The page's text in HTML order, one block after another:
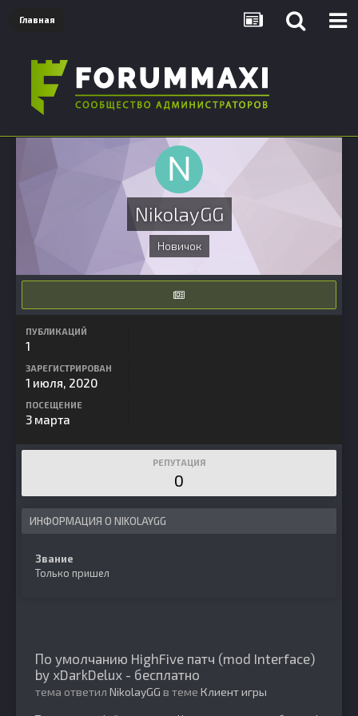
Главная
NikolayGG
Новичок
ПУБЛИКАЦИЙ
1
ЗАРЕГИСТРИРОВАН
1 июля, 2020
ПОСЕЩЕНИЕ
3 марта
РЕПУТАЦИЯ
0
ИНФОРМАЦИЯ О NIKOLAYGG
Звание
Только пришел
По умолчанию HighFive патч (mod Interface)
by xDarkDelux - бесплатно
тема ответил NikolayGG в теме Клиент игры